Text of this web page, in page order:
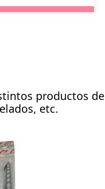
productos
etc.